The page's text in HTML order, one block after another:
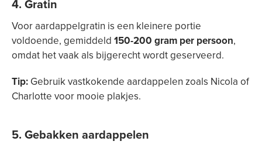
4. Gratin
Voor aardappelgratin is een kleinere portie
voldoende, gemiddeld 150-200 gram per persoon,
omdat het vaak als bijgerecht wordt geserveerd.
Tip: Gebruik vastkokende aardappelen zoals Nicola of
Charlotte voor mooie plakjes.
5. Gebakken aardappelen